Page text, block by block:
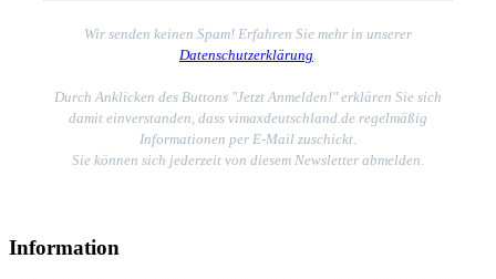
Wir senden keinen Spam! Erfahren Sie mehr in unserer
Datenschutzerklärung
Durch Anklicken des Buttons "Jetzt Anmelden!" erklären Sie sich
damit einverstanden, dass vimaxdeutschland.de regelmäßig
Informationen per E-Mail zuschickt.
Sie können sich jederzeit von diesem Newsletter abmelden.
Information